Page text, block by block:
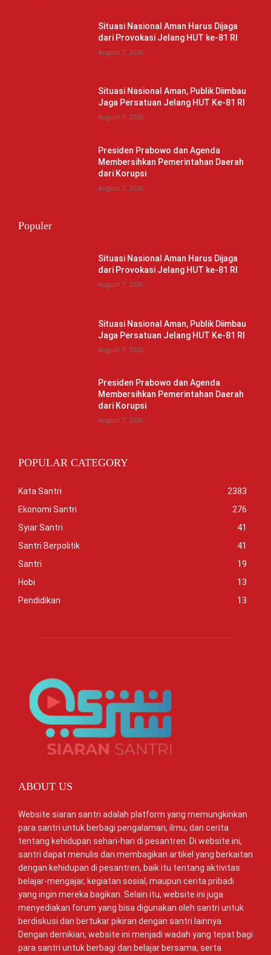
Situasi Nasional Aman Harus Dijaga
dari Provokasi Jelang HUT ke-81 RI
August 7, 2026
Situasi Nasional Aman, Publik Diimbau
Jaga Persatuan Jelang HUT Ke-81 RI
August 7, 2026
Presiden Prabowo dan Agenda
Membersihkan Pemerintahan Daerah
dari Korupsi
August 7, 2026
Populer
Situasi Nasional Aman Harus Dijaga
dari Provokasi Jelang HUT ke-81 RI
August 7, 2026
Situasi Nasional Aman, Publik Diimbau
Jaga Persatuan Jelang HUT Ke-81 RI
August 7, 2026
Presiden Prabowo dan Agenda
Membersihkan Pemerintahan Daerah
dari Korupsi
August 7, 2026
POPULAR CATEGORY
Kata Santri
2383
Ekonomi Santri
276
Syiar Santri
41
Santri Berpolitik
41
Santri
19
Hobi
13
Pendidikan
13
ABOUT US
Website siaran santri adalah platform yang memungkinkan
para santri untuk berbagi pengalaman, ilmu, dan cerita
tentang kehidupan sehari-hari di pesantren. Di website ini,
santri dapat menulis dan membagikan artikel yang berkaitan
dengan kehidupan di pesantren, baik itu tentang aktivitas
belajar-mengajar, kegiatan sosial, maupun cerita pribadi
yang ingin mereka bagikan. Selain itu, website ini juga
menyediakan forum yang bisa digunakan oleh santri untuk
berdiskusi dan bertukar pikiran dengan santri lainnya.
Dengan demikian, website ini menjadi wadah yang tepat bagi
para santri untuk berbagi dan belajar bersama, serta